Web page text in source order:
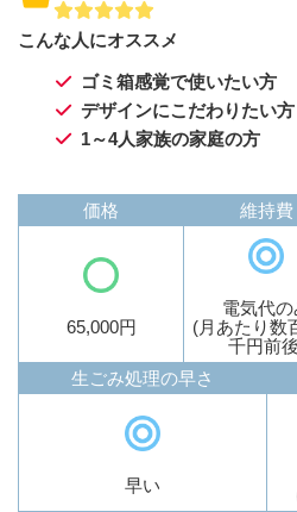
こんな人にオススメ
ゴミ箱感覚で使いたい方
デザインにこだわりたい方
1～4人家族の家庭の方
価格
65,000円
維持費
電気代の
(月あたり数
千円前
生ごみ処理の早さ
早い